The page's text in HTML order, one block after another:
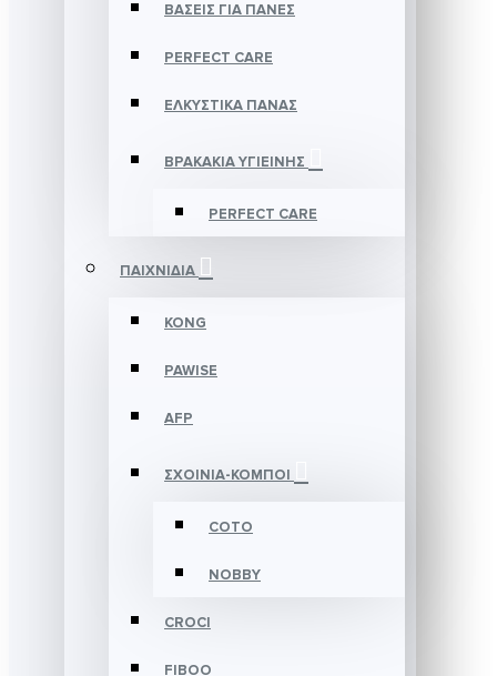
ΒΑΣΕΙΣ ΓΙΑ ΠΑΝΕΣ
PERFECT CARE
ΕΛΚΥΣΤΙΚΑ ΠΑΝΑΣ
ΒΡΑΚΑΚΙΑ ΥΓΙΕΙΝΗΣ
PERFECT CARE
ΠΑΙΧΝΙΔΙΑ
KONG
PAWISE
AFP
ΣΧΟΙΝΙΑ-ΚΟΜΠΟΙ
COTO
NOBBY
CROCI
FIBOO